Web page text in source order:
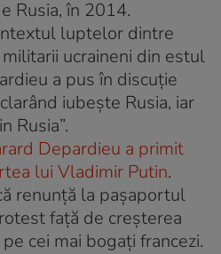
Rusia, în 2014.
luptelor dintre
ucraineni din estul
a pus în discuţie
iubeşte Rusia, iar
Rusia”.
Depardieu a primit
lui Vladimir Putin.
renunţă la paşaportul
faţă de creşterea
cei mai bogaţi francezi.